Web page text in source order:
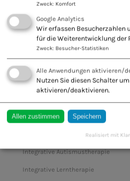
Tibetische Medizin -
Fachausbildungen A – F
Ganzheitliche Psychosomatik
Ganzheitliche Zahnmedizin
Integrative Autismustherapie
Integrative Lerntherapie
Zweck: Komfort
Google Analytics
Wir erfassen Besucherzahlen
für die Weiterentwicklung der
Zweck: Besucher-Statistiken
Alle Anwendungen aktivieren/
Nutzen Sie diesen Schalter
aktivieren/deaktivieren.
Allen zustimmen Speichern
Realisiert mit